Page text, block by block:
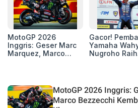
MotoGP 2026
Inggris: Geser Marc
Marquez, Marco
Gacor!
Yamaha
Nugroho Raih
MotoGP 2026 Inggris:
Marco Bezzecchi